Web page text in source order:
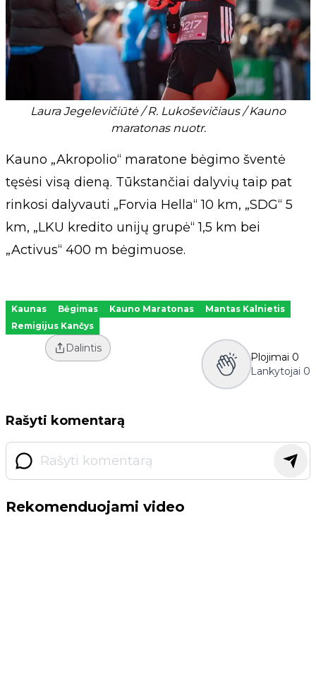
Laura Jegelevičiūtė / R. Lukoševičiaus / Kauno
maratonas nuotr.
Kauno „Akropolio“ maratone bėgimo šventė
tęsėsi visą dieną. Tūkstančiai dalyvių taip pat
rinkosi dalyvauti „Forvia Hella“ 10 km, „SDG“ 5
km, „LKU kredito unijų grupė“ 1,5 km bei
„Activus“ 400 m bėgimuose.
Kaunas Bėgimas Kauno Maratonas
Mantas Kalnietis
Remigijus Kančys
Dalintis
Plojimai 0
Lankytojai 0
Rašyti komentarą
Rekomenduojami video